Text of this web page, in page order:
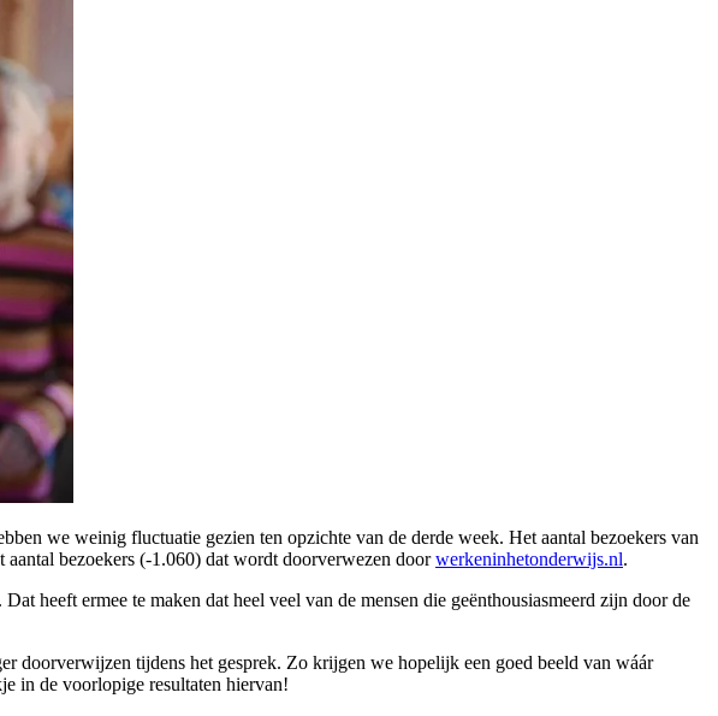
we weinig fluctuatie gezien ten opzichte van de derde week. Het aantal bezoekers van
bezoekers (-1.060) dat wordt doorverwezen doorwerkeninhetonderwijs.nl.
heeft ermee te maken dat heel veel van de mensen die geënthousiasmeerd zijn door de
doorverwijzen tijdens het gesprek. Zo krijgen we hopelijk een goed beeld van wáár
in de voorlopige resultaten hiervan!